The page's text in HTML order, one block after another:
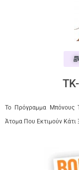
Το Πρόγραμμα Μπόνους
Άτομα Που Εκτιμούν Κάτι